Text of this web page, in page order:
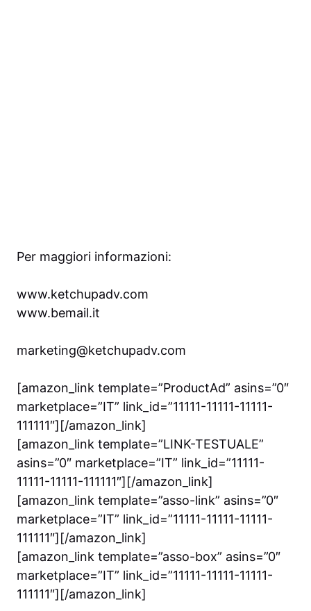
Per maggiori informazioni:
www.ketchupadv.com
www.bemail.it
marketing@ketchupadv.com
[amazon_link template=”ProductAd” asins=”0″
marketplace=”IT” link_id=”11111-11111-11111-
111111″][/amazon_link]
[amazon_link template=”LINK-TESTUALE”
asins=”0″ marketplace=”IT” link_id=”11111-
11111-11111-111111″][/amazon_link]
[amazon_link template=”asso-link” asins=”0″
marketplace=”IT” link_id=”11111-11111-11111-
111111″][/amazon_link]
[amazon_link template=”asso-box” asins=”0″
marketplace=”IT” link_id=”11111-11111-11111-
111111″][/amazon_link]